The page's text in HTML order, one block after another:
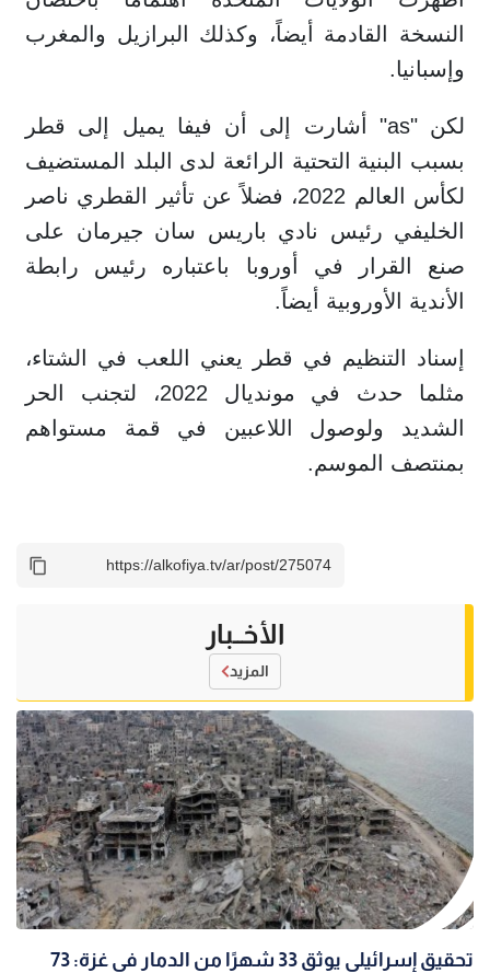
النسخة القادمة أيضاً، وكذلك البرازيل والمغرب
وإسبانيا.
لكن "as" أشارت إلى أن فيفا يميل إلى قطر
بسبب البنية التحتية الرائعة لدى البلد المستضيف
لكأس العالم 2022، فضلاً عن تأثير القطري ناصر
الخليفي رئيس نادي باريس سان جيرمان على
صنع القرار في أوروبا باعتباره رئيس رابطة
الأندية الأوروبية أيضاً.
إسناد التنظيم في قطر يعني اللعب في الشتاء،
مثلما حدث في مونديال 2022، لتجنب الحر
الشديد ولوصول اللاعبين في قمة مستواهم
بمنتصف الموسم.
الأخــبار
المزيد
تحقيق إسرائيلي يوثق 33 شهرًا من الدمار في غزة: 73